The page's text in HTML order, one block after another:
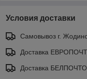
Условия доставки
Самовывоз г.
Доставка
Доставка